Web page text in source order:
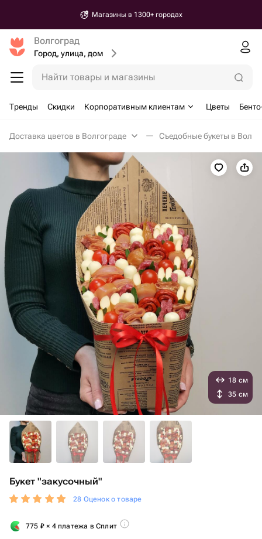
Магазины в 1300+ городах
Волгоград
Город, улица, дом
Найти товары и магазины
Тренды Скидки Корпоративным клиентам Цветы
Доставка цветов в Волгограде Съедобные букеты в
Букет "закусочный"
28 Оценок о товаре
775 ₽ × 4 платежа в Сплит
18 см
35 см